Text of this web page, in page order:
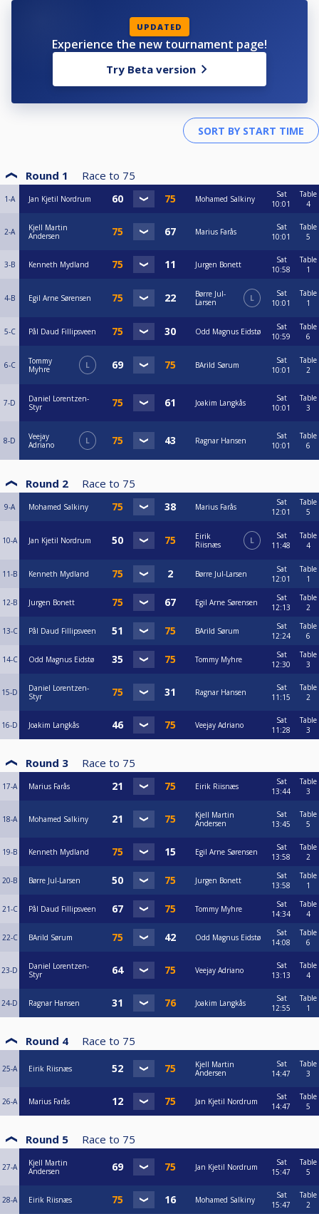
UPDATED
Experience the new tournament page!
Try Beta version
Round 1 Race to 75
1-A Jan Kjetil Nordrum Mohamed Salkiny
Sat
10:01
Table
4
2-A
Kjell Martin
Andersen
Marius Farås
Sat
10:01
Table
5
3-B Kenneth Mydland Jurgen Bonett
Sat
10:58
Table
1
4-B Egil Arne Sørensen
Børre Jul-
Larsen
L
Sat
10:01
Table
1
5-C Pål Daud Fillipsveen Odd Magnus Eidstø
Sat
10:59
Table
6
6-C
Tommy
Myhre
L BArild Sørum
Sat
10:01
Table
2
7-D
Daniel Lorentzen-
Styr
Joakim Langkås
Sat
10:01
Table
3
8-D
Veejay
Adriano
L Ragnar Hansen
Sat
10:01
Table
6
Round 2 Race to 75
9-A Mohamed Salkiny Marius Farås
Sat
12:01
Table
5
10-A Jan Kjetil Nordrum
Eirik
Riisnæs
L
Sat
11:48
Table
4
11-B Kenneth Mydland Børre Jul-Larsen
Sat
12:01
Table
1
12-B Jurgen Bonett Egil Arne Sørensen
Sat
12:13
Table
2
13-C Pål Daud Fillipsveen BArild Sørum
Sat
12:24
Table
6
14-C Odd Magnus Eidstø Tommy Myhre
Sat
12:30
Table
3
15-D
Daniel Lorentzen-
Styr
Ragnar Hansen
Sat
11:15
Table
2
16-D Joakim Langkås Veejay Adriano
Sat
11:28
Table
3
Round 3 Race to 75
17-A Marius Farås Eirik Riisnæs
Sat
13:44
Table
3
18-A Mohamed Salkiny
Kjell Martin
Andersen
Sat
13:45
Table
5
19-B Kenneth Mydland Egil Arne Sørensen
Sat
13:58
Table
2
20-B Børre Jul-Larsen Jurgen Bonett
Sat
13:58
Table
1
21-C Pål Daud Fillipsveen Tommy Myhre
Sat
14:34
Table
4
22-C BArild Sørum Odd Magnus Eidstø
Sat
14:08
Table
6
23-D
Daniel Lorentzen-
Styr
Veejay Adriano
Sat
13:13
Table
4
24-D Ragnar Hansen Joakim Langkås
Sat
12:55
Table
1
Round 4 Race to 75
25-A Eirik Riisnæs
Kjell Martin
Andersen
Sat
14:47
Table
3
26-A Marius Farås Jan Kjetil Nordrum
Sat
14:47
Table
5
Round 5 Race to 75
27-A
Kjell Martin
Andersen
Jan Kjetil Nordrum
Sat
15:47
Table
5
28-A Eirik Riisnæs Mohamed Salkiny
Sat
15:47
Table
2